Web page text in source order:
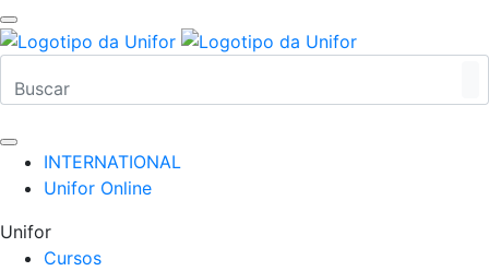
INTERNATIONAL
Unifor Online
Unifor
Cursos